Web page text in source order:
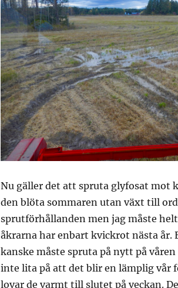
Nu gäller det att spruta glyfosat mot
den blöta sommaren utan växt till
sprutförhållanden men jag måste
åkrarna har enbart kvickrot nästa år.
kanske måste spruta på nytt på
inte lita på att det blir en lämplig
lovar de varmt till slutet på veckan.